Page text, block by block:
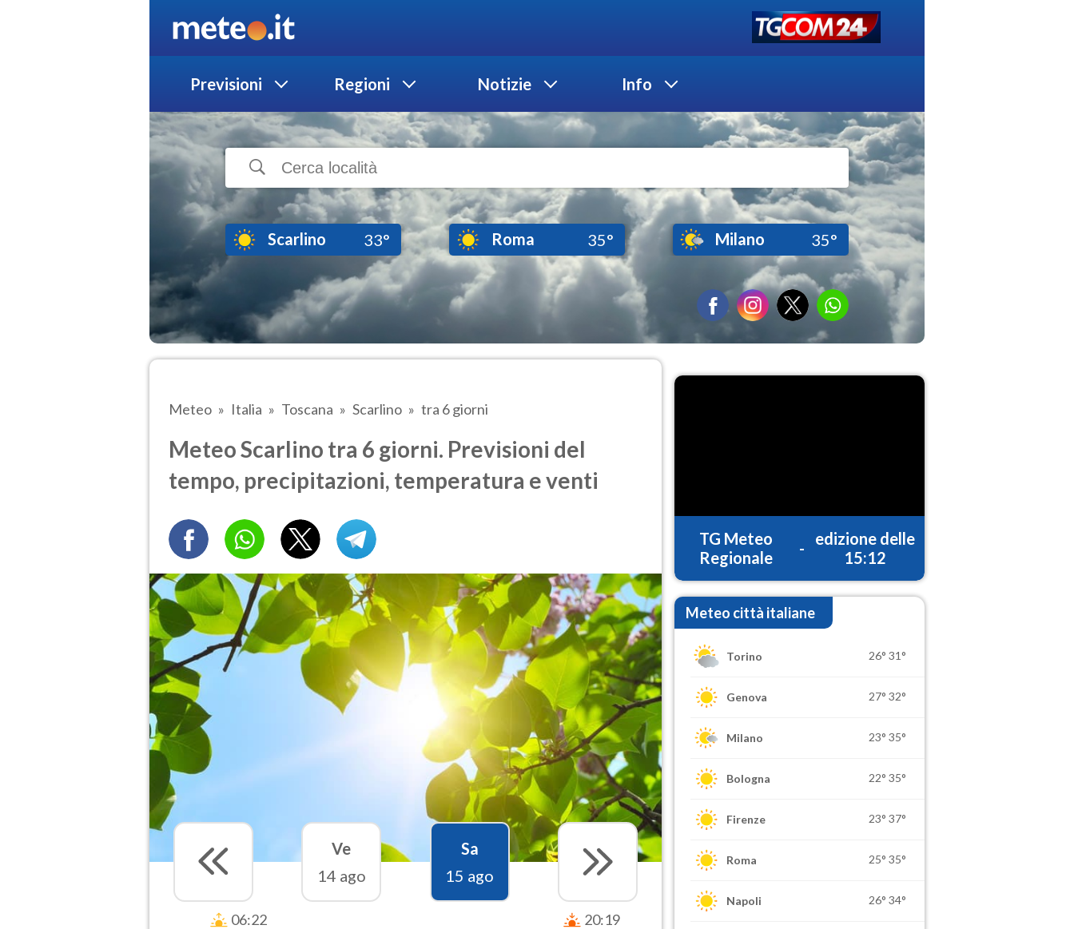
Previsioni Regioni Notizie Info
Scarlino 33° Roma 35° Milano 35°
Meteo Italia Toscana Scarlino tra 6 giorni
Meteo Scarlino tra 6 giorni. Previsioni del
tempo, precipitazioni, temperatura e venti
Ve
14 ago
Sa
15 ago
06:22 20:19
TG Meteo
Regionale
-
edizione delle
15:12
Meteo città italiane
Torino 26° 31°
Genova 27° 32°
Milano 23° 35°
Bologna 22° 35°
Firenze 23° 37°
Roma 25° 35°
Napoli 26° 34°